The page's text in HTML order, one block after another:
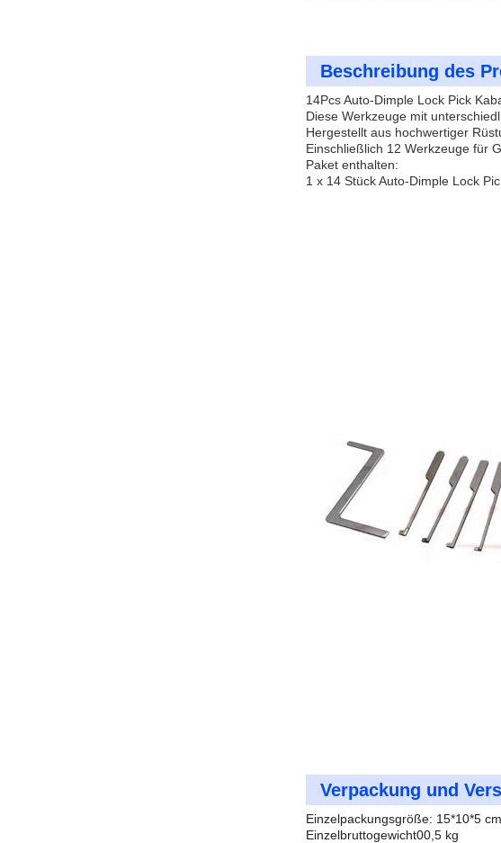
Beschreibung des
14Pcs Auto-Dimple Lock Pick
Diese Werkzeuge mit
Hergestellt aus hochwertiger
Einschließlich 12 Werkzeuge für
Paket enthalten:
1 x 14 Stück Auto-Dimple Lock
Verpackung und
Einzelpackungsgröße: 15*10*5 cm
Einzelbruttogewicht00,5 kg